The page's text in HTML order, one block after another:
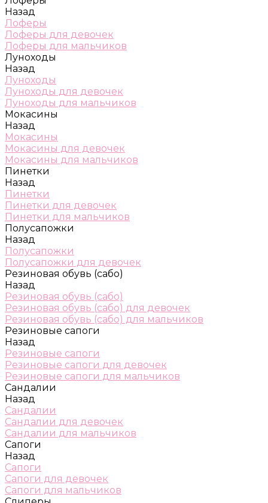
Назад
Лоферы
Лоферы для девочек
Лоферы для мальчиков
Луноходы
Назад
Луноходы
Луноходы для девочек
Луноходы для мальчиков
Мокасины
Назад
Мокасины
Мокасины для девочек
Мокасины для мальчиков
Пинетки
Назад
Пинетки
Пинетки для девочек
Пинетки для мальчиков
Полусапожки
Назад
Полусапожки
Полусапожки для девочек
Резиновая обувь (сабо)
Назад
Резиновая обувь (сабо)
Резиновая обувь (сабо) для девочек
Резиновая обувь (сабо) для мальчиков
Резиновые сапоги
Назад
Резиновые сапоги
Резиновые сапоги для девочек
Резиновые сапоги для мальчиков
Сандалии
Назад
Сандалии
Сандалии для девочек
Сандалии для мальчиков
Сапоги
Назад
Сапоги
Сапоги для девочек
Сапоги для мальчиков